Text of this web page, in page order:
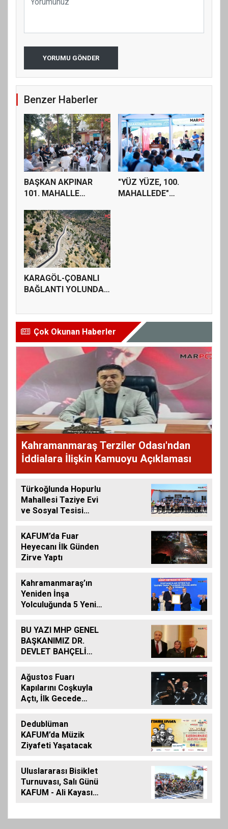
YORUMU GÖNDER
Benzer Haberler
BAŞKAN AKPINAR
101. MAHALLE
BAĞ...
"YÜZ YÜZE, 100.
MAHALLEDE"
KARAGÖL-ÇOBANLI
BAĞLANTI YOLUNDA
Çok Okunan Haberler
Kahramanmaraş Terziler Odası'ndan
İddialara İlişkin Kamuoyu Açıklaması
Türkoğlunda Hopurlu
Mahallesi Taziye Evi
ve Sosyal Tesisi
KAFUM’da Fuar
Heyecanı İlk Günden
Zirve Yaptı
Kahramanmaraş’ın
Yeniden İnşa
Yolculuğunda 5 Yeni
Açıldı
BU YAZI MHP GENEL
BAŞKANIMIZ DR.
DEVLET BAHÇELİ
ALINMIŞ BİLDİRİDİR..
Ağustos Fuarı
Kapılarını Coşkuyla
Açtı, İlk Gecede
Dedublüman
KAFUM’da Müzik
Ziyafeti Yaşatacak
Uluslararası Bisiklet
Turnuvası, Salı Günü
KAFUM - Ali Kayası